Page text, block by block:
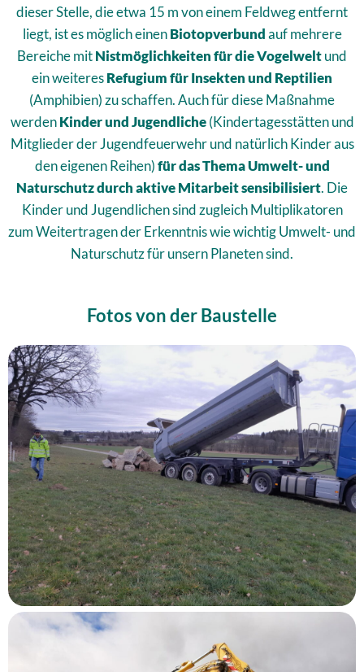
dieser Stelle, die etwa 15 m von einem Feldweg entfernt
liegt, ist es möglich einenBiotopverbundauf mehrere
Bereiche mitNistmöglichkeiten für die Vogelweltund
ein weiteresRefugium für Insekten und Reptilien
(Amphibien) zu schaffen. Auch für diese Maßnahme
werdenKinder und Jugendliche(Kindertagesstätten und
Mitglieder der Jugendfeuerwehr und natürlich Kinder aus
den eigenen Reihen)für das Thema Umwelt- und
Naturschutz durch aktive Mitarbeit sensibilisiert. Die
Kinder und Jugendlichen sind zugleich Multiplikatoren
zum Weitertragen der Erkenntnis wie wichtig Umwelt- und
Naturschutz für unsern Planeten sind.
Fotos von der Baustelle